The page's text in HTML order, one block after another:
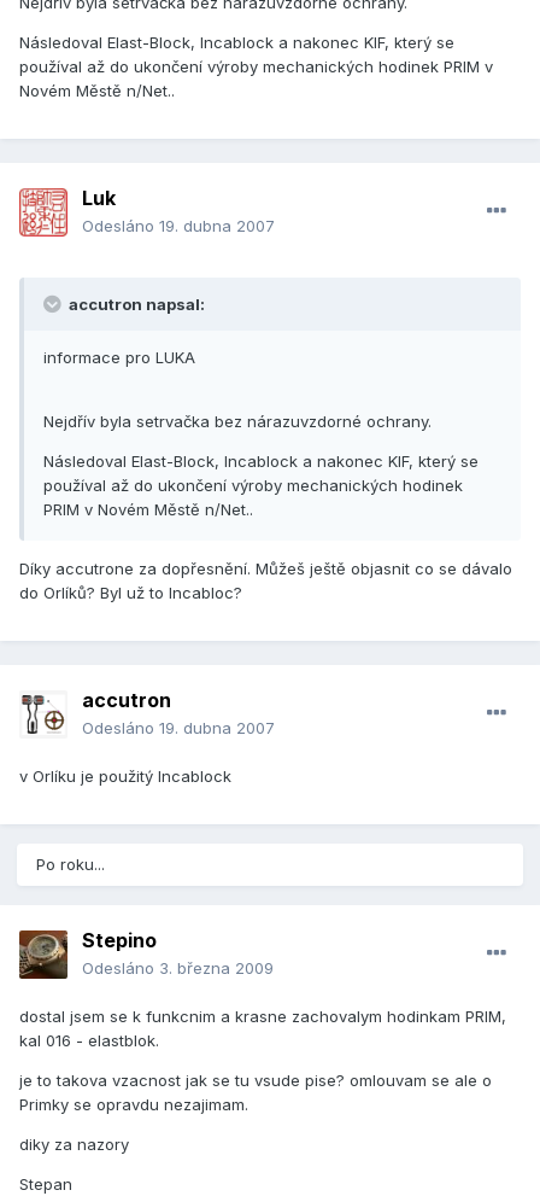
Následoval Elast-Block, Incablock a nakonec KIF, který se
používal až do ukončení výroby mechanických hodinek PRIM v
Novém Městě n/Net..
Luk
Odesláno 19. dubna 2007
accutron napsal:
informace pro LUKA
Nejdřív byla setrvačka bez nárazuvzdorné ochrany.
Následoval Elast-Block, Incablock a nakonec KIF, který se
používal až do ukončení výroby mechanických hodinek
PRIM v Novém Městě n/Net..
Díky accutrone za dopřesnění. Můžeš ještě objasnit co se dávalo
do Orlíků? Byl už to Incabloc?
accutron
Odesláno 19. dubna 2007
v Orlíku je použitý Incablock
Po roku...
Stepino
Odesláno 3. března 2009
dostal jsem se k funkcnim a krasne zachovalym hodinkam PRIM,
kal 016 - elastblok.
je to takova vzacnost jak se tu vsude pise? omlouvam se ale o
Primky se opravdu nezajimam.
diky za nazory
Stepan